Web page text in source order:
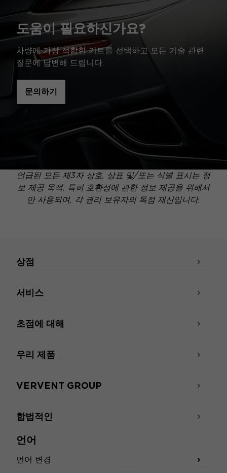
도움이 필요하신가요?
차량에 가장 적합한 키트를 선택하고 모든 기술 관련
질문에 답변해 드립니다.
문의하기
언급된 모든 제3자 상호, 상표 및/또는 식별 표시는 정
보 제공 목적, 특히 호환성에 관한 정보 제공을 위해서
만 사용되며, 각 권리 보유자의 독점 재산입니다.
언어
언어 변경
상점
서비스
초점에 대해
우리 제품
VERVENT GROUP
합법적인